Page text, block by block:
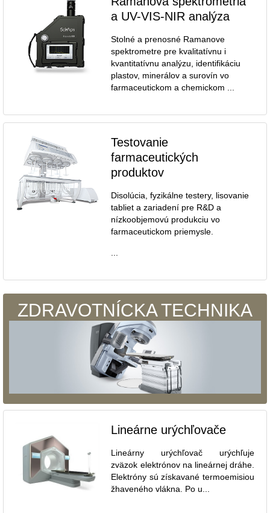
a UV-VIS-NIR analýza
Stolné a prenosné Ramanove
spektrometre pre kvalitatívnu i
kvantitatívnu analýzu, identifikáciu
plastov, minerálov a surovín vo
farmaceutickom a chemickom ...
Testovanie
farmaceutických
produktov
Disolúcia, fyzikálne testery, lisovanie
tabliet a zariadení pre R&D a
nízkoobjemovú produkciu vo
farmaceutickom priemysle.
...
ZDRAVOTNÍCKA TECHNIKA
Lineárne urýchľovače
Lineárny urýchľovač urýchľuje
zväzok elektrónov na lineárnej dráhe.
Elektróny sú získavané termoemisiou
žhaveného vlákna. Po u...